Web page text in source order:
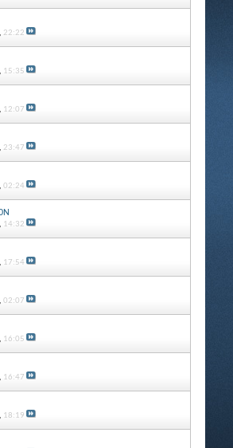
22:22
15:35
12:07
23:47
02:24
14:32
17:54
02:07
16:05
16:47
18:19